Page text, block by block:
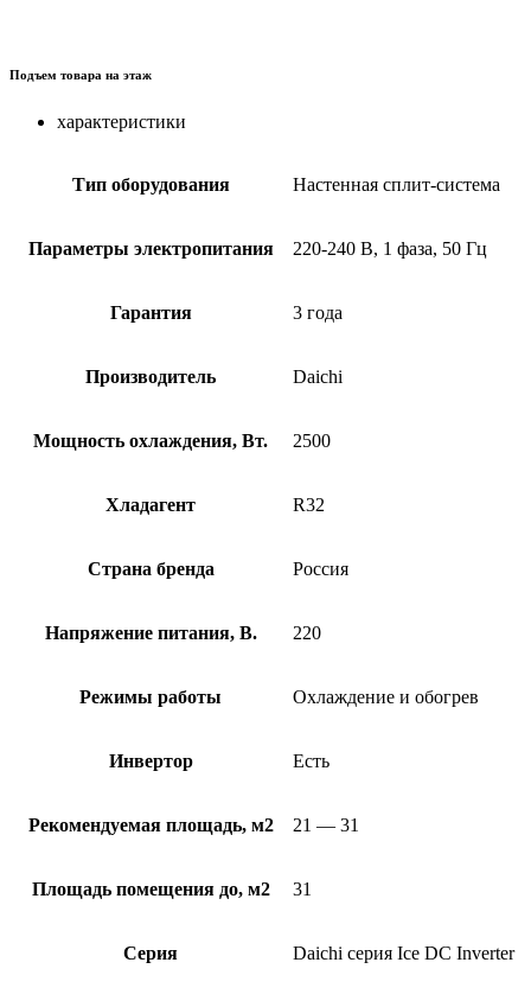
Подъем товара на этаж
характеристики
Тип оборудования Настенная сплит-система
Параметры электропитания 220-240 В, 1 фаза, 50 Гц
Гарантия 3 года
Производитель Daichi
Мощность охлаждения, Вт. 2500
Хладагент R32
Страна бренда Россия
Напряжение питания, В. 220
Режимы работы Охлаждение и обогрев
Инвертор Есть
Рекомендуемая площадь, м2 21 — 31
Площадь помещения до, м2 31
Серия Daichi серия Ice DC Inverter